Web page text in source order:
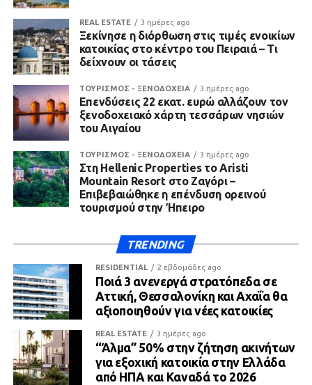
REAL ESTATE 3 ημέρες ago
Ξεκίνησε η διόρθωση στις τιμές ενοικίων
κατοικίας στο κέντρο του Πειραιά – Τι
δείχνουν οι τάσεις
ΤΟΥΡΙΣΜΟΣ - ΞΕΝΟΔΟΧΕΙΑ 3 ημέρες ago
Επενδύσεις 22 εκατ. ευρώ αλλάζουν τον
ξενοδοχειακό χάρτη τεσσάρων νησιών
του Αιγαίου
ΤΟΥΡΙΣΜΟΣ - ΞΕΝΟΔΟΧΕΙΑ 3 ημέρες ago
Στη Hellenic Properties το Aristi
Mountain Resort στο Ζαγόρι –
Επιβεβαιώθηκε η επένδυση ορεινού
τουρισμού στην Ήπειρο
TRENDING
RESIDENTIAL 2 εβδομάδες ago
Ποιά 3 ανενεργά στρατόπεδα σε
Αττική, Θεσσαλονίκη και Αχαΐα θα
αξιοποιηθούν για νέες κατοικίες
REAL ESTATE 3 ημέρες ago
“Άλμα” 50% στην ζήτηση ακινήτων
για εξοχική κατοικία στην Ελλάδα
από ΗΠΑ και Καναδά το 2026